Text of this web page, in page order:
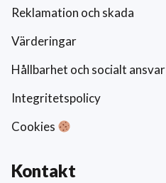
Reklamation och skada
Värderingar
Hållbarhet och socialt ansvar
Integritetspolicy
Cookies
Kontakt